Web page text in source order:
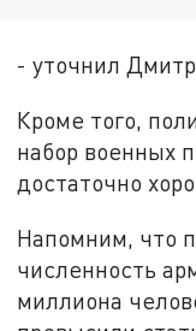
- уточнил
Кроме того,
набор военных
достаточно
Напомним, что
численность
миллиона